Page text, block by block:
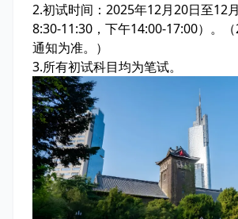
2.初试时间：2025年12月20日至12
8:30-11:30，下午14:00-17:00）。
通知为准。）
3.所有初试科目均为笔试。